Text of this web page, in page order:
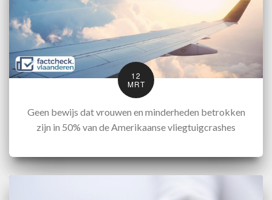
12
MRT
Geen bewijs dat vrouwen en minderheden betrokken
zijn in 50% van de Amerikaanse vliegtuigcrashes